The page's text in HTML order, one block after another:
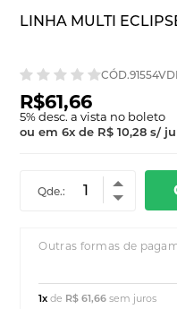
LINHA MULTI
R$61,66
5% desc. a vista no boleto
ou em6x de R$ 10,28 s/
Qde.:
Outras formas de
1xde R$ 61,66 sem juros